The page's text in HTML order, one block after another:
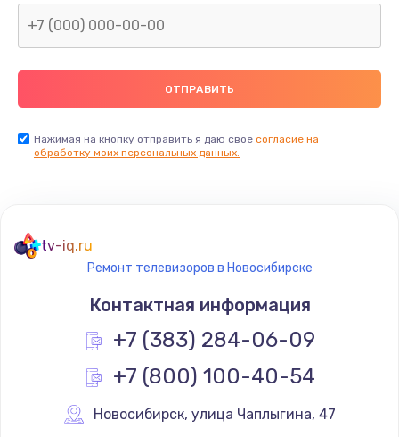
400 руб.
Не реагирует на кнопки
Не сопряжается с устройством
Помехи и искажение звука
Заказать
Нажимая на кнопку отправить я даю свое согласие на
обработку моих персональных данных.
tv-iq.ru
Ремонт телевизоров в Новосибирске
Контактная информация
+7 (383) 284-06-09
+7 (800) 100-40-54
Новосибирск, улица Чаплыгина, 47